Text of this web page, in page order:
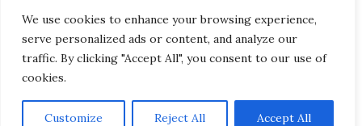
We use cookies to enhance your browsing experience,
serve personalized ads or content, and analyze our
traffic. By clicking "Accept All", you consent to our use of
cookies.
Customize Reject All Accept All
Leer más